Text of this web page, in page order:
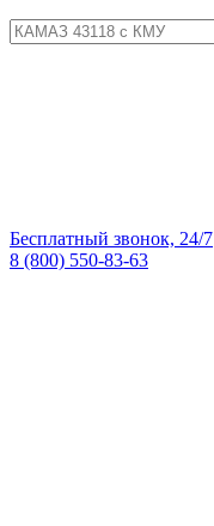
Бесплатный звонок, 24/7
8 (800) 550-83-63